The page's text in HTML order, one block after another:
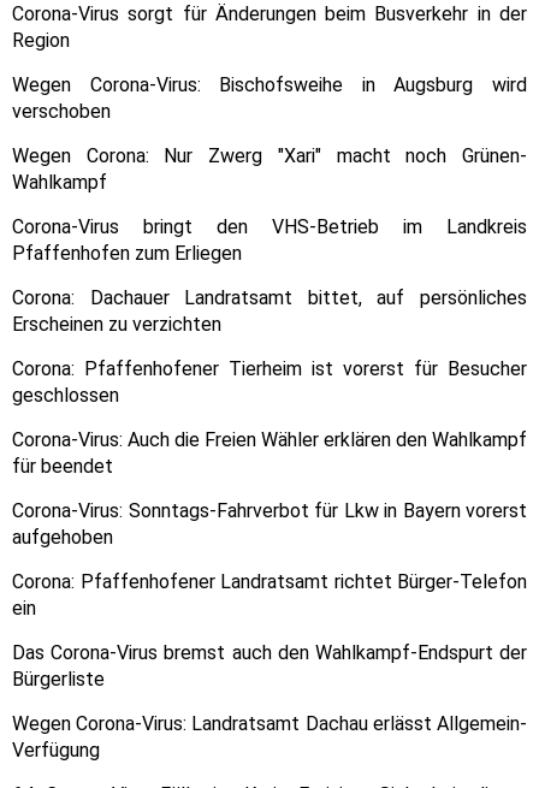
Corona-Virus sorgt für Änderungen beim Busverkehr in der
Region
Wegen Corona-Virus: Bischofsweihe in Augsburg wird
verschoben
Wegen Corona: Nur Zwerg "Xari" macht noch Grünen-
Wahlkampf
Corona-Virus bringt den VHS-Betrieb im Landkreis
Pfaffenhofen zum Erliegen
Corona: Dachauer Landratsamt bittet, auf persönliches
Erscheinen zu verzichten
Corona: Pfaffenhofener Tierheim ist vorerst für Besucher
geschlossen
Corona-Virus: Auch die Freien Wähler erklären den Wahlkampf
für beendet
Corona-Virus: Sonntags-Fahrverbot für Lkw in Bayern vorerst
aufgehoben
Corona: Pfaffenhofener Landratsamt richtet Bürger-Telefon
ein
Das Corona-Virus bremst auch den Wahlkampf-Endspurt der
Bürgerliste
Wegen Corona-Virus: Landratsamt Dachau erlässt Allgemein-
Verfügung